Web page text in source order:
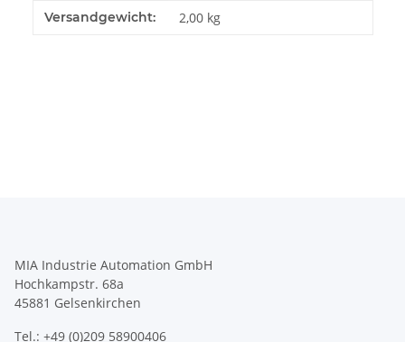
Produkteigenschaft
Wert
Versandgewicht: 2,00 kg
MIA Industrie Automation GmbH
Hochkampstr. 68a
45881 Gelsenkirchen
Tel.: +49 (0)209 58900406